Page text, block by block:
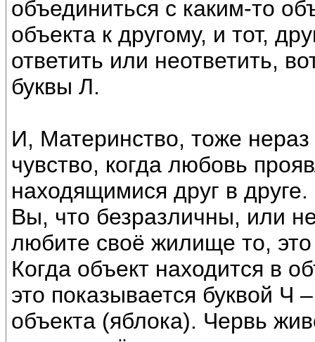
объединиться с каким-то
объекта к другому, и тот,
ответить или неответить,
буквы Л.
И, Материнство, тоже
чувство, когда любовь
находящимися друг в
Вы, что безразличны, или
любите своё жилище то,
Когда объект находится в
это показывается буквой Ч
объекта (яблока). Червь